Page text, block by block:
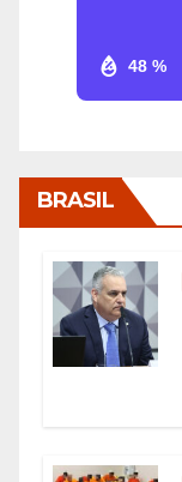
48 %
BRASIL